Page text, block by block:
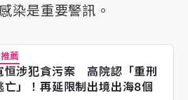
染是重要警訊。
薦
恒涉犯貪污案 高院認「重刑
亡」！再延限制出境出海8個